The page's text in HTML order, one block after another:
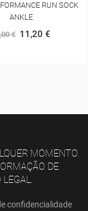
10 MULHER
€ 128,00 €
MOMENTO.
DE
confidencialidade